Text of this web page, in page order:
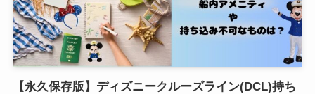
【永久保存版】ディズニークルーズライン(DCL)持ち